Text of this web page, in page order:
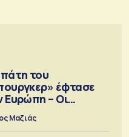
του
έφτασε
Ευρώπη – Οι
Μαζιάς